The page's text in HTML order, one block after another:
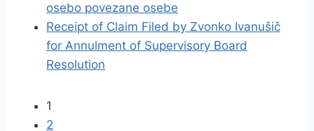
osebo povezane osebe
Receipt of Claim Filed by Zvonko Ivanušič
for Annulment of Supervisory Board
Resolution
1
2